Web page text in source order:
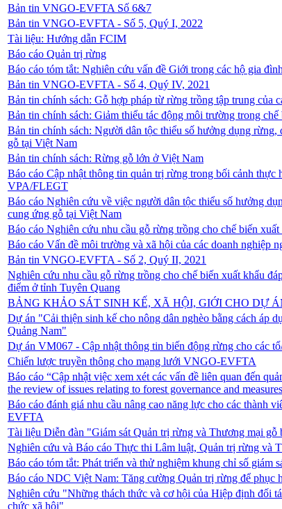
Bản tin VNGO-EVFTA Số 6&7
Bản tin VNGO-EVFTA - Số 5, Quý I, 2022
Tài liệu: Hướng dẫn FCIM
Báo cáo Quản trị rừng
Báo cáo tóm tắt: Nghiên cứu vấn đề Giới trong các hộ gia
Bản tin VNGO-EVFTA - Số 4, Quý IV, 2021
Bản tin chính sách: Gỗ hợp pháp từ rừng trồng tập trung của
Bản tin chính sách: Giảm thiểu tác động môi trường trong
Bản tin chính sách: Người dân tộc thiểu số hưởng dụng
gỗ tại Việt Nam
Bản tin chính sách: Rừng gỗ lớn ở Việt Nam
Báo cáo Cập nhật thông tin quản trị rừng trong bối cảnh
VPA/FLEGT
Báo cáo Nghiên cứu về việc người dân tộc thiểu số hưởng
cung ứng gỗ tại Việt Nam
Báo cáo Nghiên cứu nhu cầu gỗ rừng trồng cho chế biến
Báo cáo Vấn đề môi trường và xã hội của các doanh
Bản tin VNGO-EVFTA - Số 2, Quý II, 2021
Nghiên cứu nhu cầu gỗ rừng trồng cho chế biến xuất khẩu
điểm ở tỉnh Tuyên Quang
BẢNG KHẢO SÁT SINH KẾ, XÃ HỘI, GIỚI CHO DỰ
Dự án "Cải thiện sinh kế cho nông dân nghèo bằng cách áp
Quảng Nam"
Dự án VM067 - Cập nhật thông tin biến động rừng cho các
Chiến lược truyền thông cho mạng lưới VNGO-EVFTA
Báo cáo “Cập nhật việc xem xét các vấn đề liên quan đến
the review of issues relating to forest governance and
Báo cáo đánh giá nhu cầu nâng cao năng lực cho các
EVFTA
Tài liệu Diễn đàn "Giám sát Quản trị rừng và Thương mại gỗ
Nghiên cứu và Báo cáo Thực thi Lâm luật, Quản trị rừng và
Báo cáo tóm tắt: Phát triển và thử nghiệm khung chỉ số
Báo cáo NDC Việt Nam: Tăng cường Quản trị rừng để phục
Nghiên cứu "Những thách thức và cơ hội của Hiệp định đối
chức xã hội"